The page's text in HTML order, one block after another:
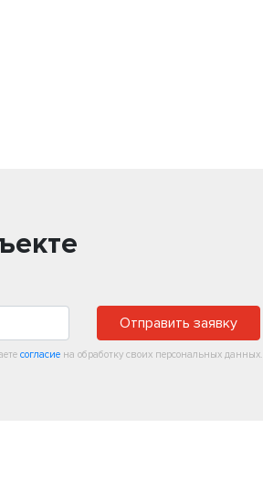
Отправить заявку
согласиена обработку своих персональных данных.